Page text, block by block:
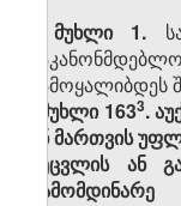
მუხლი 1.
ჩამოყალიბდეს
„მუხლი 163​3.
ან მართვის
შეცვლის ან
გამომდინარე